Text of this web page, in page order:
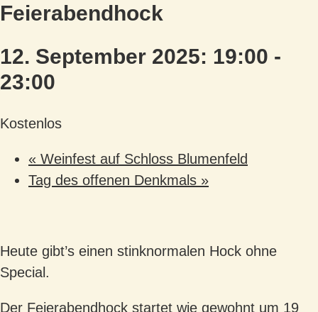
Feierabendhock
12. September 2025: 19:00 -
23:00
Kostenlos
« Weinfest auf Schloss Blumenfeld
Tag des offenen Denkmals »
Heute gibt’s einen stinknormalen Hock ohne
Special.
Der Feierabendhock startet wie gewohnt um 19